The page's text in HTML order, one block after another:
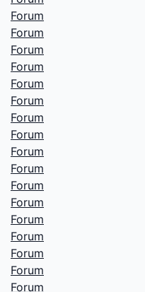
Forum
Forum
Forum
Forum
Forum
Forum
Forum
Forum
Forum
Forum
Forum
Forum
Forum
Forum
Forum
Forum
Forum